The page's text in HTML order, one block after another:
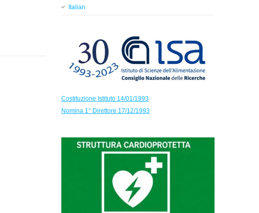
Italian
Costituzione Istituto 14/01/1993
Nomina 1° Direttore 17/12/1993